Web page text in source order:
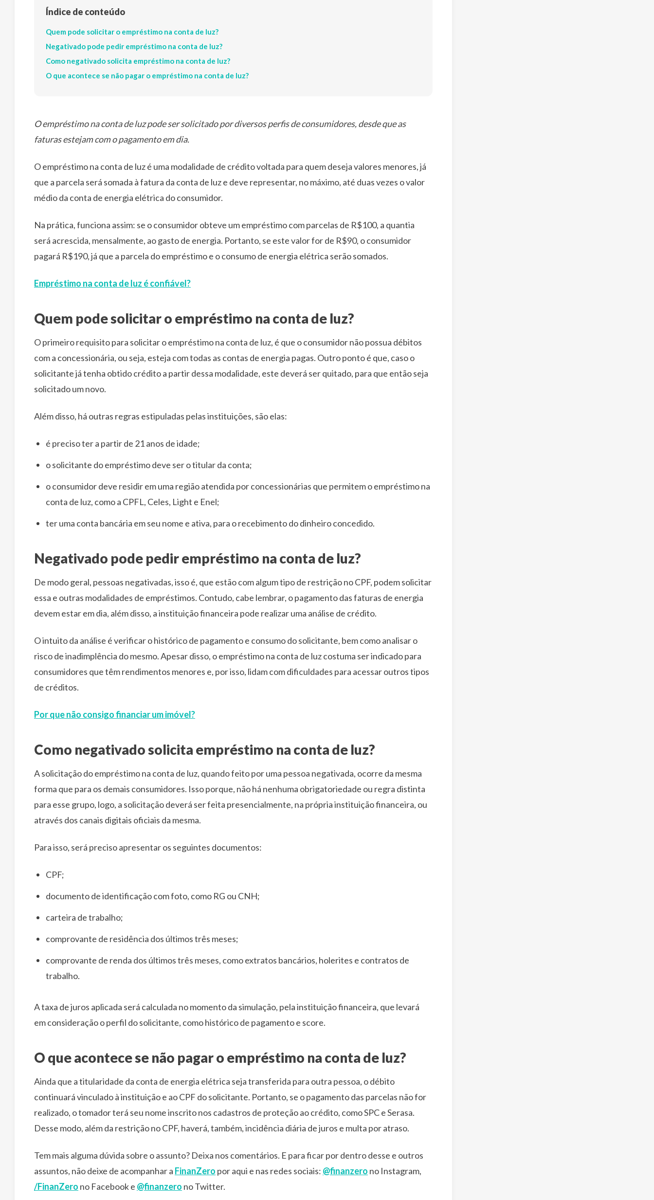
Índice de conteúdo
Quem pode solicitar o empréstimo na conta de luz?
Negativado pode pedir empréstimo na conta de luz?
Como negativado solicita empréstimo na conta de luz?
O que acontece se não pagar o empréstimo na conta de luz?
O empréstimo na conta de luz pode ser solicitado por diversos perfis de consumidores, desde que as
faturas estejam com o pagamento em dia.
O empréstimo na conta de luz é uma modalidade de crédito voltada para quem deseja valores menores, já
que a parcela será somada à fatura da conta de luz e deve representar, no máximo, até duas vezes o valor
médio da conta de energia elétrica do consumidor.
Na prática, funciona assim: se o consumidor obteve um empréstimo com parcelas de R$100, a quantia
será acrescida, mensalmente, ao gasto de energia. Portanto, se este valor for de R$90, o consumidor
pagará R$190, já que a parcela do empréstimo e o consumo de energia elétrica serão somados.
Empréstimo na conta de luz é confiável?
Quem pode solicitar o empréstimo na conta de luz?
O primeiro requisito para solicitar o empréstimo na conta de luz, é que o consumidor não possua débitos
com a concessionária, ou seja, esteja com todas as contas de energia pagas. Outro ponto é que, caso o
solicitante já tenha obtido crédito a partir dessa modalidade, este deverá ser quitado, para que então seja
solicitado um novo.
Além disso, há outras regras estipuladas pelas instituições, são elas:
é preciso ter a partir de 21 anos de idade;
o solicitante do empréstimo deve ser o titular da conta;
o consumidor deve residir em uma região atendida por concessionárias que permitem o empréstimo na
conta de luz, como a CPFL, Celes, Light e Enel;
ter uma conta bancária em seu nome e ativa, para o recebimento do dinheiro concedido.
Negativado pode pedir empréstimo na conta de luz?
De modo geral, pessoas negativadas, isso é, que estão com algum tipo de restrição no CPF, podem solicitar
essa e outras modalidades de empréstimos. Contudo, cabe lembrar, o pagamento das faturas de energia
devem estar em dia, além disso, a instituição financeira pode realizar uma análise de crédito.
O intuito da análise é verificar o histórico de pagamento e consumo do solicitante, bem como analisar o
risco de inadimplência do mesmo. Apesar disso, o empréstimo na conta de luz costuma ser indicado para
consumidores que têm rendimentos menores e, por isso, lidam com dificuldades para acessar outros tipos
de créditos.
Por que não consigo financiar um imóvel?
Como negativado solicita empréstimo na conta de luz?
A solicitação do empréstimo na conta de luz, quando feito por uma pessoa negativada, ocorre da mesma
forma que para os demais consumidores. Isso porque, não há nenhuma obrigatoriedade ou regra distinta
para esse grupo, logo, a solicitação deverá ser feita presencialmente, na própria instituição financeira, ou
através dos canais digitais oficiais da mesma.
Para isso, será preciso apresentar os seguintes documentos:
CPF;
documento de identificação com foto, como RG ou CNH;
carteira de trabalho;
comprovante de residência dos últimos três meses;
comprovante de renda dos últimos três meses, como extratos bancários, holerites e contratos de
trabalho.
A taxa de juros aplicada será calculada no momento da simulação, pela instituição financeira, que levará
em consideração o perfil do solicitante, como histórico de pagamento e score.
O que acontece se não pagar o empréstimo na conta de luz?
Ainda que a titularidade da conta de energia elétrica seja transferida para outra pessoa, o débito
continuará vinculado à instituição e ao CPF do solicitante. Portanto, se o pagamento das parcelas não for
realizado, o tomador terá seu nome inscrito nos cadastros de proteção ao crédito, como SPC e Serasa.
Desse modo, além da restrição no CPF, haverá, também, incidência diária de juros e multa por atraso.
Tem mais alguma dúvida sobre o assunto? Deixa nos comentários. E para ficar por dentro desse e outros
assuntos, não deixe de acompanhar a FinanZero por aqui e nas redes sociais: @finanzero no Instagram,
/FinanZero no Facebook e @finanzero no Twitter.